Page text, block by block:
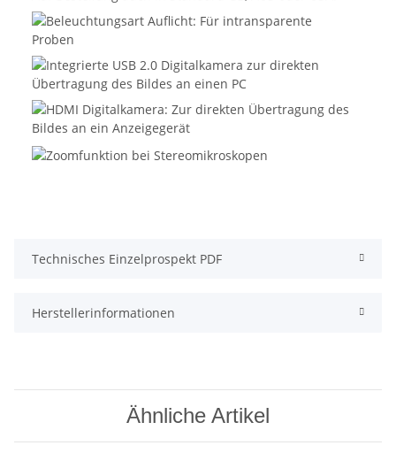
Technisches Einzelprospekt PDF
Herstellerinformationen
Ähnliche Artikel